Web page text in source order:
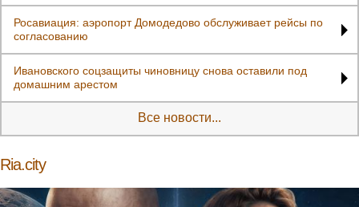
Росавиация: аэропорт Домодедово обслуживает рейсы по
согласованию
Ивановского соцзащиты чиновницу снова оставили под
домашним арестом
Все новости...
Ria.city